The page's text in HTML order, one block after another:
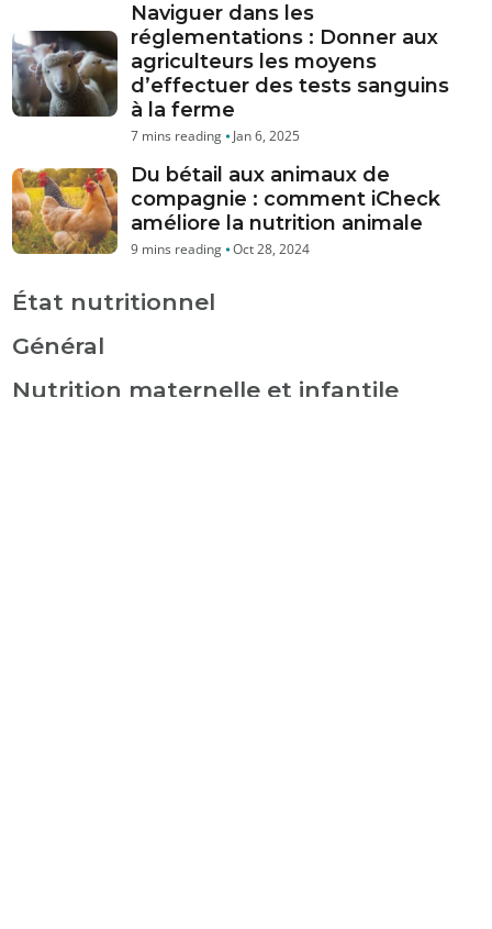
Naviguer dans les
réglementations : Donner aux
agriculteurs les moyens
d’effectuer des tests sanguins
à la ferme
Jan 6, 2025
Du bétail aux animaux de
compagnie : comment iCheck
améliore la nutrition animale
Oct 28, 2024
État nutritionnel
Général
Nutrition maternelle et infantile